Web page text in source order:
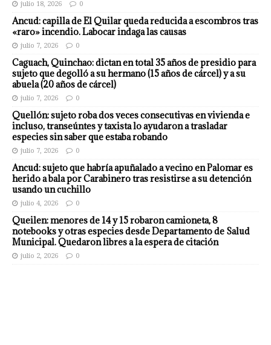
julio 18, 2026 0
Ancud: capilla de El Quilar queda reducida a escombros tras
«raro» incendio. Labocar indaga las causas
julio 7, 2026 0
Caguach, Quinchao: dictan en total 35 años de presidio para
sujeto que degolló a su hermano (15 años de cárcel) y a su
abuela (20 años de cárcel)
julio 7, 2026 0
Quellón: sujeto roba dos veces consecutivas en vivienda e
incluso, transeúntes y taxista lo ayudaron a trasladar
especies sin saber que estaba robando
julio 7, 2026 0
Ancud: sujeto que habría apuñalado a vecino en Palomar es
herido a bala por Carabinero tras resistirse a su detención
usando un cuchillo
julio 4, 2026 0
Queilen: menores de 14 y 15 robaron camioneta, 8
notebooks y otras especies desde Departamento de Salud
Municipal. Quedaron libres a la espera de citación
julio 2, 2026 0